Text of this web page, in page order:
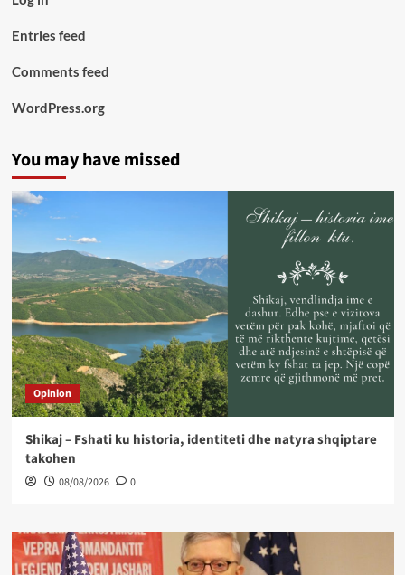
Entries feed
Comments feed
WordPress.org
You may have missed
Opinion
Shikaj – Fshati ku historia, identiteti dhe natyra shqiptare
takohen
08/08/2026 0